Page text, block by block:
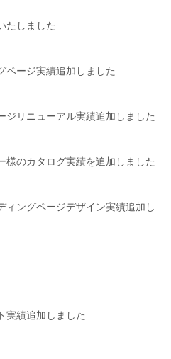
たしました
ページ実績追加しました
ジリニューアル実績追加しました
様のカタログ実績を追加しました
ィングページデザイン実績追加し
実績追加しました